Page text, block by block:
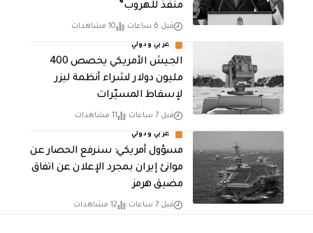
منفذ للهروب”
قبل 6 ساعات 10 مشاهدات
عربي ودولي
الجيش الأمريكي يخصص 400
مليون دولار لشراء أنظمة ليزر
لإسقاط المسيّرات
قبل 7 ساعات 11 مشاهدات
عربي ودولي
مسؤول أمريكي: سنرفع الحصار عن
موانئ إيران بمجرد الإعلان عن اتفاق
مضيق هرمز
قبل 7 ساعات 12 مشاهدات